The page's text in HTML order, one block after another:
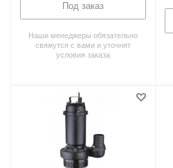
Под заказ
Наши менеджеры обязательно
свяжутся с вами и уточнят
условия заказа